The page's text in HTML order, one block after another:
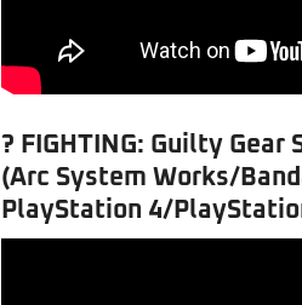
? FIGHTING: Guilty Gear
(Arc System Works/
PlayStation 4/